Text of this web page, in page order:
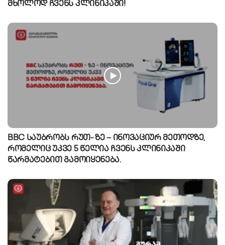
მხოლოდ ჩვენს კლინიკაში!
BBC საუბრობს რუთ- ზე – ინოვაციურ მეთოდზე,
რომელიც უკვე 5 წელია ჩვენს კლინიკაში
წარმატებით გამოიყენება.